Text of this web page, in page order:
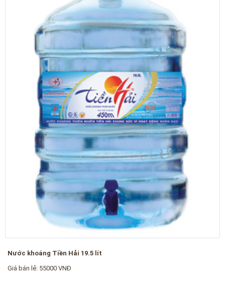
Nước khoáng Tiền Hải 19.5 lít
Giá bán lẻ: 55000 VNĐ